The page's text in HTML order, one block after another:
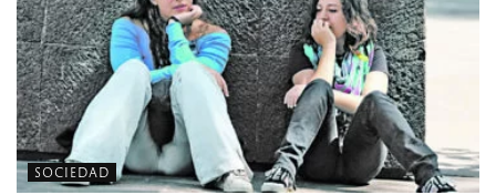
SOCIEDAD